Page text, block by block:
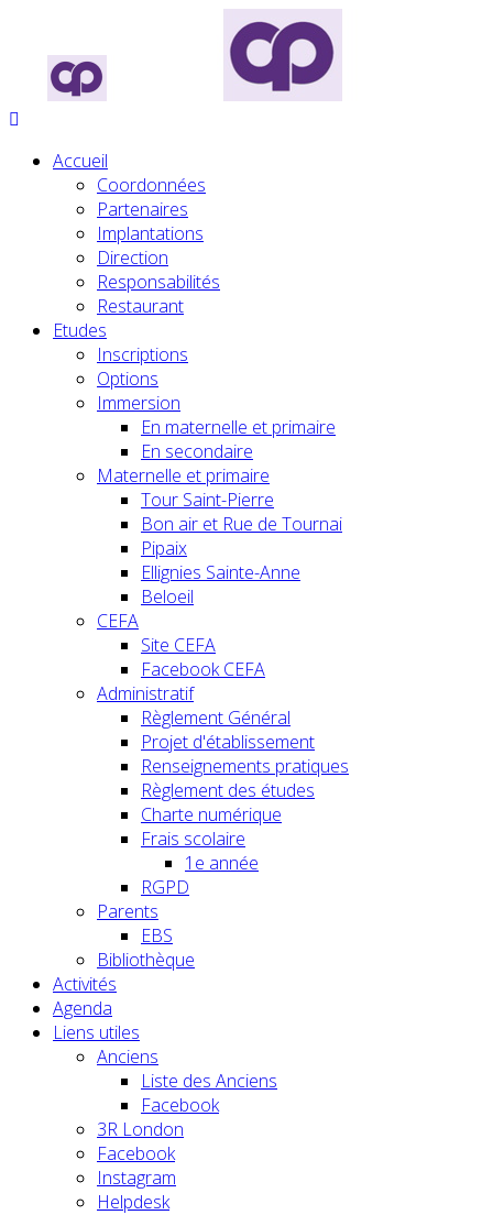
Accueil
Coordonnées
Partenaires
Implantations
Direction
Responsabilités
Restaurant
Etudes
Inscriptions
Options
Immersion
En maternelle et primaire
En secondaire
Maternelle et primaire
Tour Saint-Pierre
Bon air et Rue de Tournai
Pipaix
Ellignies Sainte-Anne
Beloeil
CEFA
Site CEFA
Facebook CEFA
Administratif
Règlement Général
Projet d'établissement
Renseignements pratiques
Règlement des études
Charte numérique
Frais scolaire
1e année
RGPD
Parents
EBS
Bibliothèque
Activités
Agenda
Liens utiles
Anciens
Liste des Anciens
Facebook
3R London
Facebook
Instagram
Helpdesk